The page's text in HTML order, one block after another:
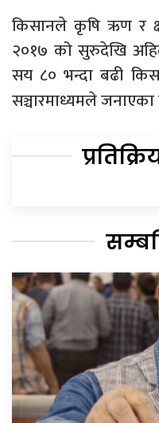
किसानले कृषि ऋण र
२०१७ को सुरुदेखि
सय ८० भन्दा बढी
सञ्चारमाध्यमले